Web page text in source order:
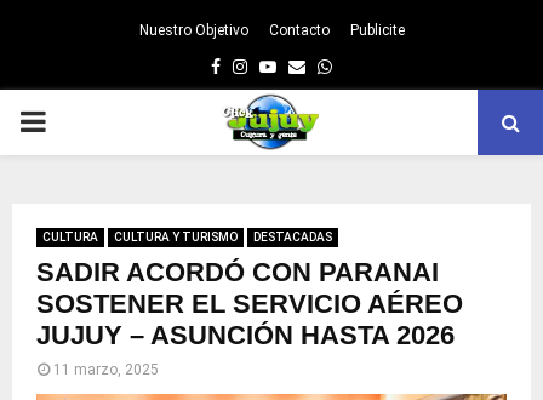
Nuestro Objetivo Contacto Publicite
Facebook
Instagram
Youtube
EmailWhatsapp
PRIMARY
CULTURA CULTURA Y TURISMO DESTACADAS
SADIR ACORDÓ CON PARANAI
SOSTENER EL SERVICIO AÉREO
JUJUY – ASUNCIÓN HASTA 2026
11 marzo, 2025